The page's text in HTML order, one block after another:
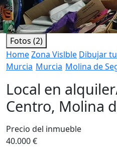
Fotos (2)
HomeZona Vislble Dibujar
Murcia Murcia Molina de
Local en
Centro, Molina
Precio del inmueble
40.000 €